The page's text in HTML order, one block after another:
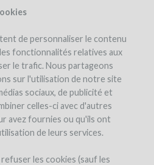
de personnaliser le contenu
fonctionnalités relatives aux
le trafic. Nous partageons
sur l'utilisation de notre site
sociaux, de publicité et
celles-ci avec d'autres
avez fournies ou qu'ils ont
de leurs services.
les cookies (sauf les
the project